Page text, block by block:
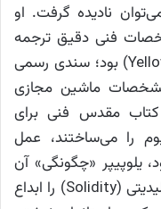
نادیده گرفت. او
فنی دقیق ترجمه
کرد. او نویسنده «یلو پیپر» (Yellow Paper) بود؛ سندی رسمی
ماشین مجازی
کتاب مقدس فنی برای
را می‌ساختند، عمل
یلوپیپر «چگونگی» آن
بود. او همچنین زبان برنامه‌نویسی سالیدیتی (Solidity) را ابداع